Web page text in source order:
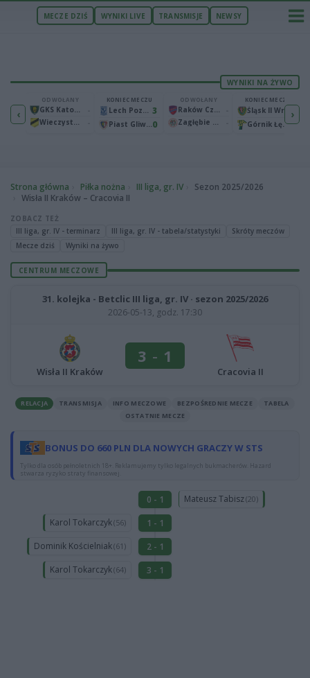
MECZE DZIŚ WYNIKI LIVE TRANSMISJE NEWSY
WYNIKI NA ŻYWO
‹
Warta Poznań 2
ODWOŁANY
GKS Katowice
Wieczysta Kraków
KONIEC MECZU
Lech Poznań 3
Piast Gliwice0
ODWOŁANY
Raków Częstochowa
Zagłębie Lubin
KONIEC MECZU
2
Górnik Łęczna 0
›
Strona główna Piłka nożna III liga, gr. IV
Sezon 2025/2026
Wisła II Kraków – Cracovia II
ZOBACZ TEŻ
III liga, gr. IV - terminarz
III liga, gr. IV - tabela/statystyki
Skróty meczów
Mecze dziś
Wyniki na żywo
CENTRUM MECZOWE
31. kolejka - Betclic III liga, gr. IV · sezon 2025/2026
2026-05-13, godz. 17:30
Wisła II Kraków
3 - 1
Cracovia II
RELACJA TRANSMISJA INFO MECZOWE BEZPOŚREDNIE MECZE
TABELA
OSTATNIE MECZE
BONUS DO 660 PLN DLA NOWYCH GRACZY W STS
Tylko dla osób pełnoletnich 18+. Reklamujemy tylko legalnych bukmacherów. Hazard
stwarza ryzyko straty finansowej.
0 - 1 Mateusz Tabisz(20)
Karol Tokarczyk(56)
1 - 1
Dominik Kościelniak(61)
2 - 1
Karol Tokarczyk(64) 3 - 1